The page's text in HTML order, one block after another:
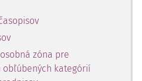
a povinnosti v situácii, keď
nasvedčujúce tomu, že
života, zdravia,
.
zóna pre
obľúbených kategórií